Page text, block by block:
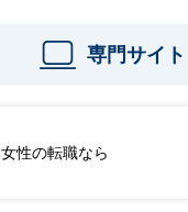
専門サイト
女性の転職なら